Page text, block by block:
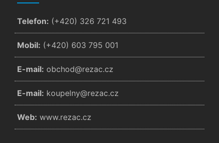
Telefon: (+420) 326 721 493
Mobil: (+420) 603 795 001
E-mail: zc.cazer@dohcbo
E-mail: zc.cazer@ynlepuok
Web: www.rezac.cz